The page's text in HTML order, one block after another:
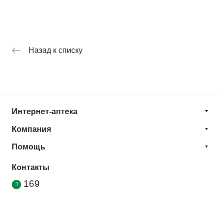
Назад к списку
Интернет-аптека
Компания
Помощь
Контакты
169